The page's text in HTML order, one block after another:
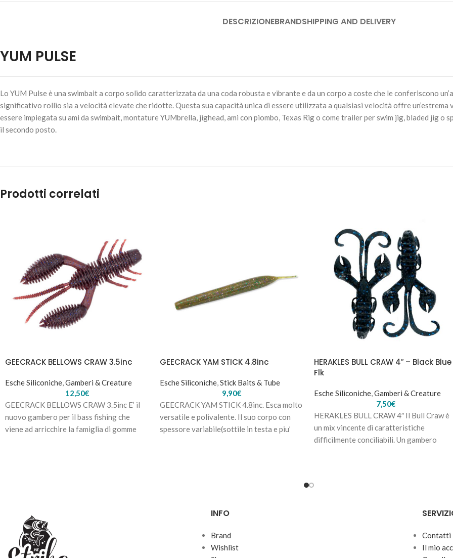
YUM PULSE – 4.5"
Shad
9,90€ Esaurito
DESCRIZIONEBRANDSHIPPING AND DELIVERY
YUM PULSE
Lo YUM Pulse è una swimbait a corpo solido caratterizzata da una coda robusta e vibrante e da un corpo a coste che le conferiscono
significativo rollio sia a velocità elevate che ridotte. Questa sua capacità unica di essere utilizzata a qualsiasi velocità offre
essere impiegata su ami da swimbait, montature YUMbrella, jighead, ami con piombo, Texas Rig o come trailer per swim jig, bladed jig
il secondo posto.
Prodotti correlati
GEECRACK BELLOWS CRAW 3.5inc
Esche Siliconiche Gamberi & Creature
12,50€
GEECRACK BELLOWS CRAW 3.5inc E’ il
nuovo gambero per il bass fishing che
viene ad arricchire la famiglia di gomme
GEECRACK YAM STICK 4.8inc
Esche Siliconiche, Stick Baits & Tube
9,90€
GEECRACK YAM STICK 4.8inc. Esca molto
versatile e polivalente. Il suo corpo con
spessore variabile(sottile in testa e piu’
HERAKLES BULL CRAW 4″ – Black Blue
Flk
Esche Siliconiche Gamberi & Creature
7,50€
HERAKLES BULL CRAW 4″ Il Bull Craw è
un mix vincente di caratteristiche
difficilmente conciliabili. Un gambero
INFO
Brand
Wishlist
Contatti
Il mio